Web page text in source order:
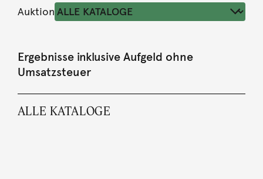
Auktion
Ergebnisse inklusive Aufgeld ohne
Umsatzsteuer
ALLE KATALOGE